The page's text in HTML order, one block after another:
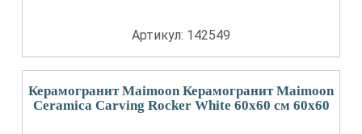
Артикул: 142549
Керамогранит Maimoon Керамогранит Maimoon
Ceramica Carving Rocker White 60х60 см 60x60